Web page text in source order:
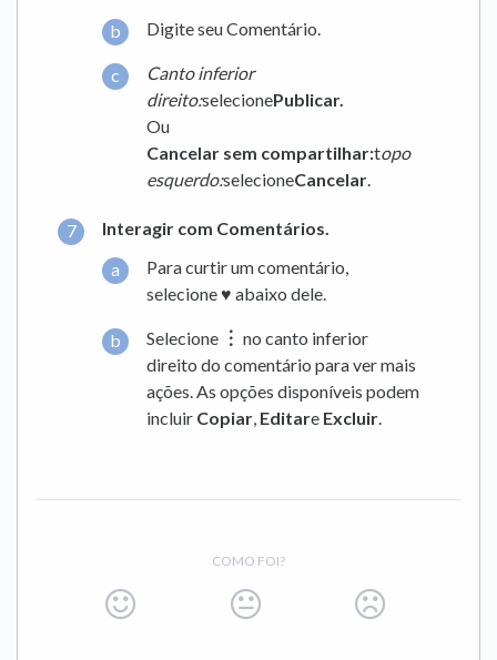
Digite seu Comentário.
Canto inferior
direito:selecionePublicar.
Ou
Cancelar sem compartilhar:topo
esquerdo:selecioneCancelar.
Interagir com Comentários.
Para curtir um comentário,
selecione♥︎ abaixo dele.
Selecione ︙ no canto inferior
direito do comentário para ver mais
ações. As opções disponíveis podem
incluir Copiar Editare Excluir
COMO FOI?